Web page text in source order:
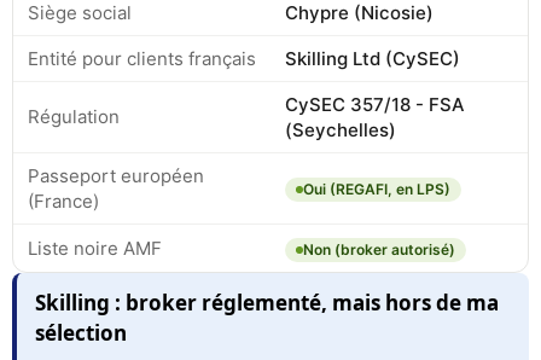
Siège social
Chypre (Nicosie)
Entité pour clients français
Skilling Ltd (CySEC)
Régulation
CySEC 357/18 - FSA
(Seychelles)
Passeport européen
(France)
Oui (REGAFI, en LPS)
Liste noire AMF Non (broker autorisé)
Skilling : broker réglementé, mais hors de ma
sélection